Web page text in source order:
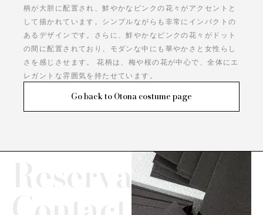
柄が大胆に配置され、鮮やかなピンクの花々がアクセントと
して描かれています。シンプルながらも非常にインパクトの
あるデザインです。さらに、鮮やかなピンクの花々がドット
の間に配置されており、モダンな中にも華やかさと女性らし
さを感じさせます。 花柄は、梅や桜の花が中心で、全体にエ
レガントな雰囲気を持たせています。
Go back to Otona costume page
Reservation/